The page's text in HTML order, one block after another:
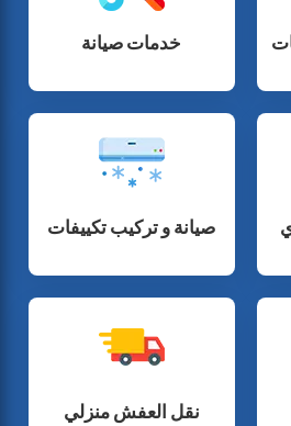
خدمات صيانة
صيانة و تركيب تكييفات
نقل العفش منزلي